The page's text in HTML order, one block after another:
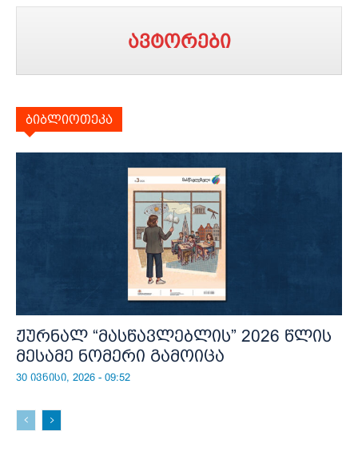
ავტორები
ბიბლიოთეკა
ჟურნალ “მასწავლებლის” 2026 წლის
მესამე ნომერი გამოიცა
30 ივნისი, 2026 - 09:52